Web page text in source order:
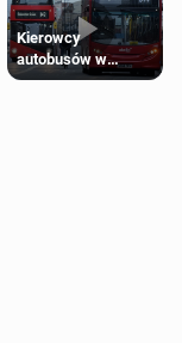
Kierowcy
autobusów w
Londynie